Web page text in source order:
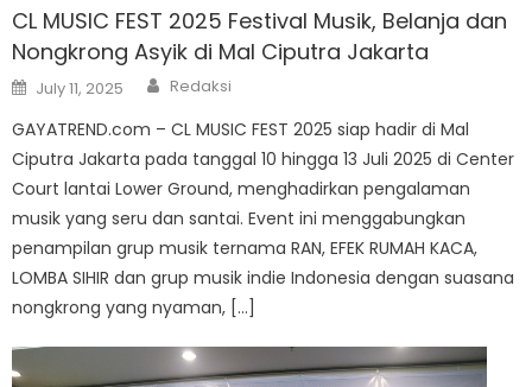
CL MUSIC FEST 2025 Festival Musik, Belanja dan
Nongkrong Asyik di Mal Ciputra Jakarta
Posted
on
July 11, 2025 Author
Redaksi
GAYATREND.com – CL MUSIC FEST 2025 siap hadir di Mal
Ciputra Jakarta pada tanggal 10 hingga 13 Juli 2025 di Center
Court lantai Lower Ground, menghadirkan pengalaman
musik yang seru dan santai. Event ini menggabungkan
penampilan grup musik ternama RAN, EFEK RUMAH KACA,
LOMBA SIHIR dan grup musik indie Indonesia dengan suasana
nongkrong yang nyaman, […]